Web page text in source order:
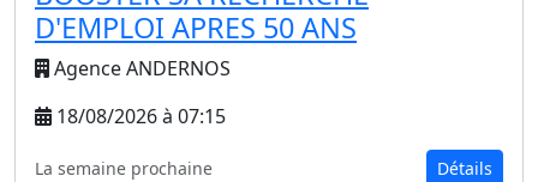
D'EMPLOI APRES 50 ANS
Agence ANDERNOS
18/08/2026 à 07:15
La semaine prochaine Détails